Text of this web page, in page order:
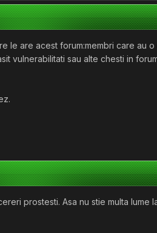
are acest forum:membri care au
vulnerabilitati sau alte chesti in
prostesti. Asa nu stie multa lume